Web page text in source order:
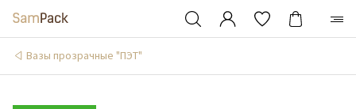
Вазы прозрачные "ПЭТ"